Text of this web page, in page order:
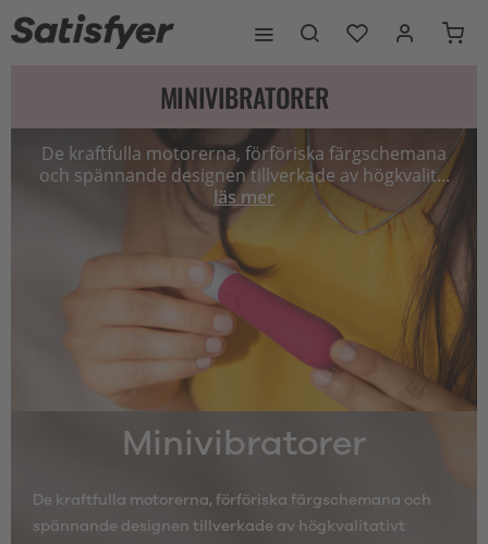
MINIVIBRATORER
De kraftfulla motorerna, förföriska färgschemana
och spännande designen tillverkade av högkvalit...
läs mer
Minivibratorer
De kraftfulla motorerna, förföriska färgschemana och
spännande designen tillverkade av högkvalitativt